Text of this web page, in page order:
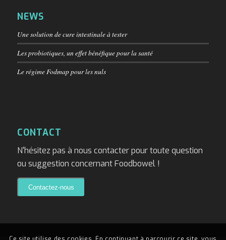
NEWS
Une solution de cure intestinale à tester
Les probiotiques, un effet bénéfique pour la santé
Le régime Fodmap pour les nuls
CONTACT
N'hésitez pas à nous contacter pour toute question
ou suggestion concernant Foodbowel !